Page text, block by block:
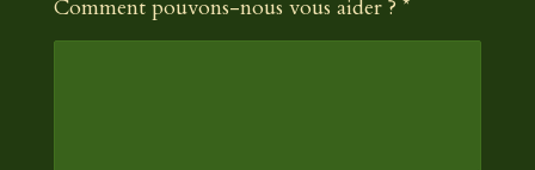
Comment pouvons-nous vous aider ? *